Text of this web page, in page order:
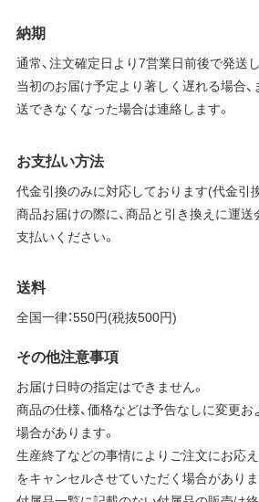
納期
通常、注文確定日より7営業日前後で発送し
当初のお届け予定より著しく遅れる場合
送できなくなった場合は連絡します。
お支払い方法
代金引換のみに対応しております(代金引
商品お届けの際に、商品と引き換えに運
支払いください。
送料
全国一律：550円(税抜500円)
その他注意事項
お届け日時の指定はできません。
商品の仕様、価格などは予告なしに変更
場合があります。
生産終了などの事情によりご注文にお応
をキャンセルさせていただく場合がありま